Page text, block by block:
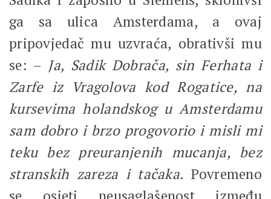
ga sa ulica Amsterdama, a ovaj
pripovjedač mu uzvraća, obrativši mu
se: – Ja, Sadik Dobrača, sin Ferhata i
Zarfe iz Vragolova kod Rogatice, na
kursevima holandskog u Amsterdamu
sam dobro i brzo progovorio i misli mi
teku bez preuranjenih mucanja, bez
stranskih zareza i tačaka. Povremeno